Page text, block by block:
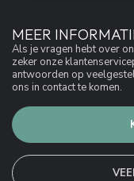
MEER
Als je vragen hebt over
zeker onze
antwoorden op
ons in contact te komen.